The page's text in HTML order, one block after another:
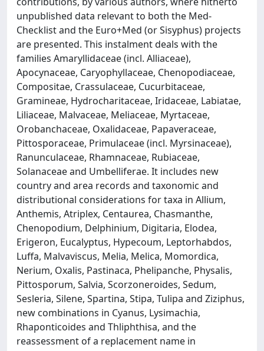
unpublished data relevant to both the Med-
Checklist and the Euro+Med (or Sisyphus) projects
are presented. This instalment deals with the
families Amaryllidaceae (incl. Alliaceae),
Apocynaceae, Caryophyllaceae, Chenopodiaceae,
Compositae, Crassulaceae, Cucurbitaceae,
Gramineae, Hydrocharitaceae, Iridaceae, Labiatae,
Liliaceae, Malvaceae, Meliaceae, Myrtaceae,
Orobanchaceae, Oxalidaceae, Papaveraceae,
Pittosporaceae, Primulaceae (incl. Myrsinaceae),
Ranunculaceae, Rhamnaceae, Rubiaceae,
Solanaceae and Umbelliferae. It includes new
country and area records and taxonomic and
distributional considerations for taxa in Allium,
Anthemis, Atriplex, Centaurea, Chasmanthe,
Chenopodium, Delphinium, Digitaria, Elodea,
Erigeron, Eucalyptus, Hypecoum, Leptorhabdos,
Luffa, Malvaviscus, Melia, Melica, Momordica,
Nerium, Oxalis, Pastinaca, Phelipanche, Physalis,
Pittosporum, Salvia, Scorzoneroides, Sedum,
Sesleria, Silene, Spartina, Stipa, Tulipa and Ziziphus,
new combinations in Cyanus, Lysimachia,
Rhaponticoides and Thliphthisa, and the
reassessment of a replacement name in